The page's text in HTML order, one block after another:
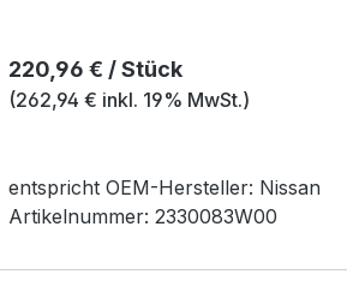
Regulärer Preis:
220,96 € / Stück
(262,94 € inkl. 19% MwSt.)
entspricht OEM-Hersteller: Nissan
Artikelnummer: 2330083W00